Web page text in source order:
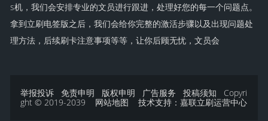
s机，我们会安排专业的文员进行跟进，处理好您的每一个问题点。
拿到立刷电签版之后，我们会给你完整的激活步骤以及出现问题处
理方法，后续刷卡注意事项等等，让你后顾无忧，文员会
举报投诉 免责申明 版权申明 广告服务 投稿须知 Copyri
ght © 2019-2039 网站地图 技术支持：嘉联立刷运营中心